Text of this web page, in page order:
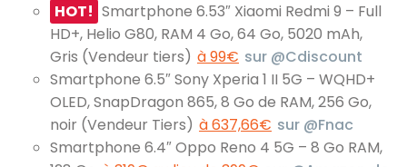
HOT! Smartphone 6.53″ Xiaomi Redmi 9 – Full
HD+, Helio G80, RAM 4 Go, 64 Go, 5020 mAh,
Gris (Vendeur tiers) à 99€ sur @Cdiscount
Smartphone 6.5″ Sony Xperia 1 II 5G – WQHD+
OLED, SnapDragon 865, 8 Go de RAM, 256 Go,
noir (Vendeur Tiers) à 637,66€ sur @Fnac
Smartphone 6.4″ Oppo Reno 4 5G – 8 Go RAM,